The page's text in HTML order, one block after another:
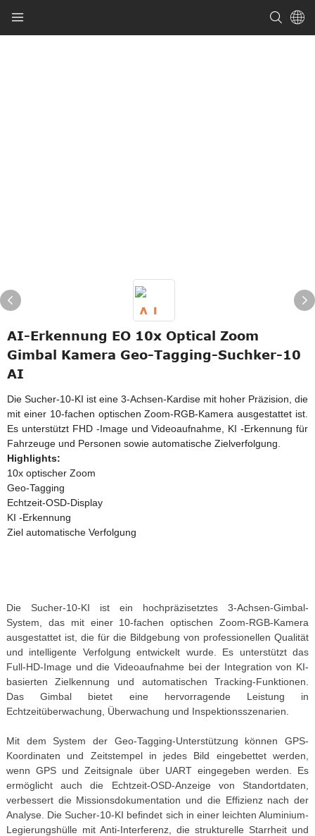
AI-Erkennung EO 10x Optical Zoom
Gimbal Kamera Geo-Tagging-Suchker-10
AI
Die Sucher-10-KI ist eine 3-Achsen-Kardise mit hoher Präzision, die
mit einer 10-fachen optischen Zoom-RGB-Kamera ausgestattet ist.
Es unterstützt FHD -Image und Videoaufnahme, KI -Erkennung für
Fahrzeuge und Personen sowie automatische Zielverfolgung.
Highlights:
10x optischer Zoom
Geo-Tagging
Echtzeit-OSD-Display
KI -Erkennung
Ziel automatische Verfolgung
Die Sucher-10-KI ist ein hochpräzisetztes 3-Achsen-Gimbal-
System, das mit einer 10-fachen optischen Zoom-RGB-Kamera
ausgestattet ist, die für die Bildgebung von professionellen Qualität
und intelligente Verfolgung entwickelt wurde. Es unterstützt das
Full-HD-Image und die Videoaufnahme bei der Integration von KI-
basierten Zielkennung und automatischen Tracking-Funktionen.
Das Gimbal bietet eine hervorragende Leistung in
Echtzeitüberwachung, Überwachung und Inspektionsszenarien.
Mit dem System der Geo-Tagging-Unterstützung können GPS-
Koordinaten und Zeitstempel in jedes Bild eingebettet werden,
wenn GPS und Zeitsignale über UART eingegeben werden. Es
ermöglicht auch die Echtzeit-OSD-Anzeige von Standortdaten,
verbessert die Missionsdokumentation und die Effizienz nach der
Analyse. Die Sucher-10-KI befindet sich in einer leichten Aluminium-
Legierungshülle mit Anti-Interferenz, die strukturelle Starrheit und